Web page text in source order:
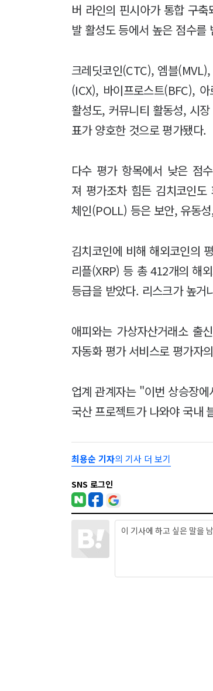
버 라인의 핀시아가 통합 구
발 활성도 등에서 높은 점수를
크레딧코인(CTC), 엠블
(ICX), 바이프로스트(BFC),
활성도, 커뮤니티 활동성, 시
표가 양호한 것으로 평가됐다.
다수 평가 항목에서 낮은 점
져 평가조차 힘든 김치코인
체인(POLL) 등은 보안, 유동
김치코인에 비해 해외코인의
리플(XRP) 등 총 412개의 해
등급을 받았다. 리스크가 높거
애피와는 가상자산거래소 출
자동화 평가 서비스로 평가자
업계 관계자는 "이번 상승장
국산 프로젝트가 나와야 국내
최용순 기자의 기사 더 보기
SNS 로그인